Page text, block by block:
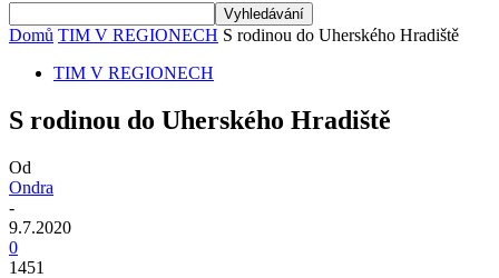
Domů TIM V REGIONECH S rodinou do Uherského Hradiště
TIM V REGIONECH
S rodinou do Uherského Hradiště
Od
Ondra
-
9.7.2020
0
1451